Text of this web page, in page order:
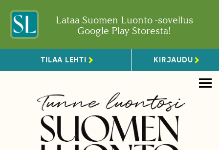
Lataa Suomen Luonto -sovellus
Google Play Storesta!
TILAA LEHTI KIRJAUDU